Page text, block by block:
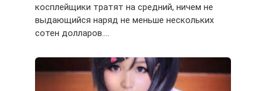
косплейщики тратят на средний, ничем не
выдающийся наряд не меньше нескольких
сотен долларов….